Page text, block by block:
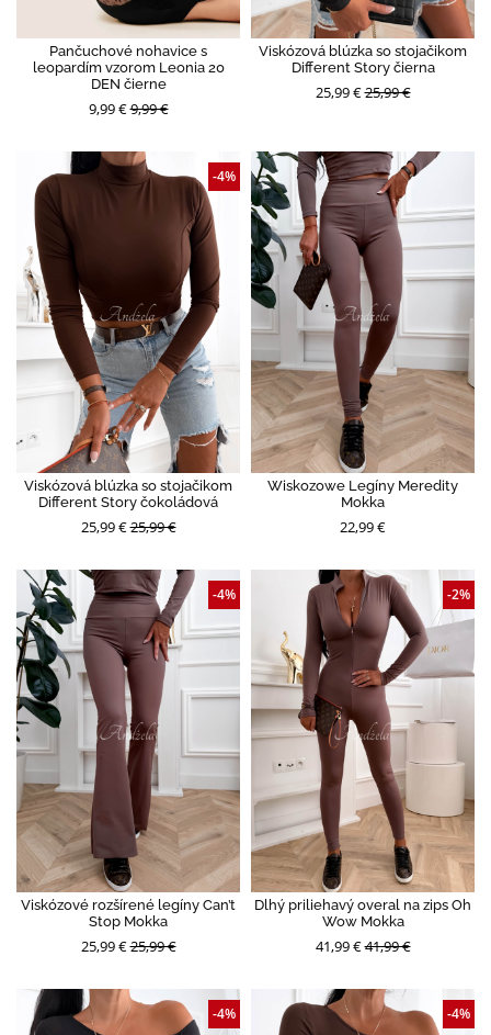
Pančuchové nohavice s
leopardím vzorom Leonia 20
DEN čierne
9,99 €9,99 €
Viskózová blúzka so stojačikom
Different Story čierna
25,99 €25,99 €
Viskózová blúzka so stojačikom
Different Story čokoládová
25,99 €25,99 €
-4%
Wiskozowe Legíny Meredity
Mokka
22,99 €
Viskózové rozšírené legíny Can’t
Stop Mokka
25,99 €25,99 €
-4%
Dlhý priliehavý overal na zips Oh
Wow Mokka
41,99 €41,99 €
-2%
-4% -4%